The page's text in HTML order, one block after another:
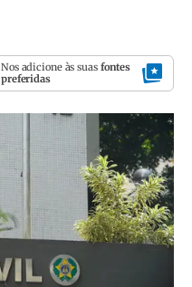
Nos adicione às suas fontes
preferidas